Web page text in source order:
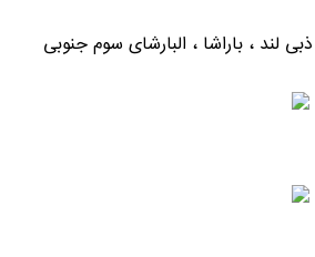
لند ، باراشا ، البارشای سوم جنوبی